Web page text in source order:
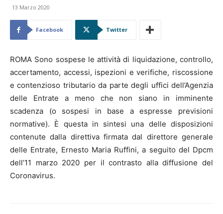
13 Marzo 2020
Facebook Twitter
ROMA Sono sospese le attività di liquidazione, controllo,
accertamento, accessi, ispezioni e verifiche, riscossione
e contenzioso tributario da parte degli uffici dell’Agenzia
delle Entrate a meno che non siano in imminente
scadenza (o sospesi in base a espresse previsioni
normative). È questa in sintesi una delle disposizioni
contenute dalla direttiva firmata dal direttore generale
delle Entrate, Ernesto Maria Ruffini, a seguito del Dpcm
dell’11 marzo 2020 per il contrasto alla diffusione del
Coronavirus.